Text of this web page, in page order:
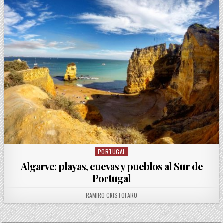
Posted in
PORTUGAL
Algarve: playas, cuevas y pueblos al Sur de
Portugal
AUTHOR:
RAMIRO CRISTOFARO